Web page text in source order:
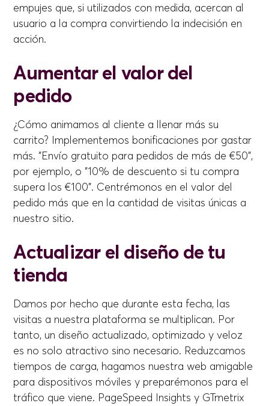
empujes que, si utilizados con medida, acercan al
usuario a la compra convirtiendo la indecisión en
acción.
Aumentar el valor del
pedido
¿Cómo animamos al cliente a llenar más su
carrito? Implementemos bonificaciones por gastar
más. "Envío gratuito para pedidos de más de €50",
por ejemplo, o "10% de descuento si tu compra
supera los €100". Centrémonos en el valor del
pedido más que en la cantidad de visitas únicas a
nuestro sitio.
Actualizar el diseño de tu
tienda
Damos por hecho que durante esta fecha, las
visitas a nuestra plataforma se multiplican. Por
tanto, un diseño actualizado, optimizado y veloz
es no solo atractivo sino necesario. Reduzcamos
tiempos de carga, hagamos nuestra web amigable
para dispositivos móviles y preparémonos para el
tráfico que viene. PageSpeed Insights y GTmetrix